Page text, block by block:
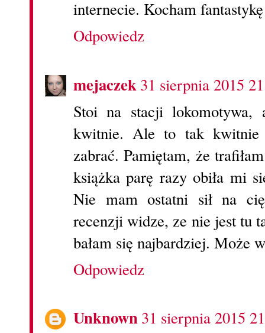
internecie. Kocham
Odpowiedz
mejaczek31 sierpnia 2015
Stoi na stacji lokomotywa,
kwitnie. Ale to tak
zabrać. Pamiętam, że
książka parę razy obiła mi
Nie mam ostatni sił na
recenzji widze, ze nie jest tu
bałam się najbardziej. Może
Odpowiedz
Unknown31 sierpnia 2015